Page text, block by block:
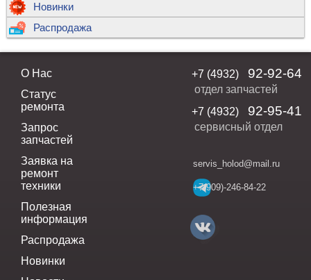
Новинки
Распродажа
О Нас
Статус
ремонта
Запрос
запчастей
Заявка на
ремонт
техники
Полезная
информация
Распродажа
Новинки
+7 (4932) 92-92-64
отдел запчастей
+7 (4932)
92-95-41
сервисный отдел
servis_holod@mail.ru
+7(909)-246-84-22